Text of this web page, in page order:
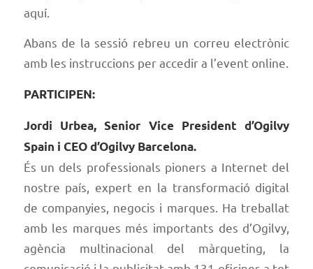
aquí.
Abans de la sessió rebreu un correu electrònic
amb les instruccions per accedir a l’event online.
PARTICIPEN:
Jordi Urbea, Senior Vice President d’Ogilvy
Spain i CEO d’Ogilvy Barcelona.
És un dels professionals pioners a Internet del
nostre país, expert en la transformació digital
de companyies, negocis i marques. Ha treballat
amb les marques més importants des d’Ogilvy,
agència multinacional del màrqueting, la